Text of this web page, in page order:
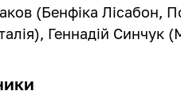
(Бенфіка Лісабон,
Геннадій Синчук